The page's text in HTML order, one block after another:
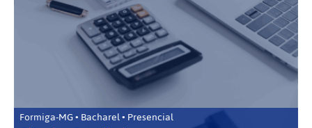
Formiga-MG • Bacharel • Presencial